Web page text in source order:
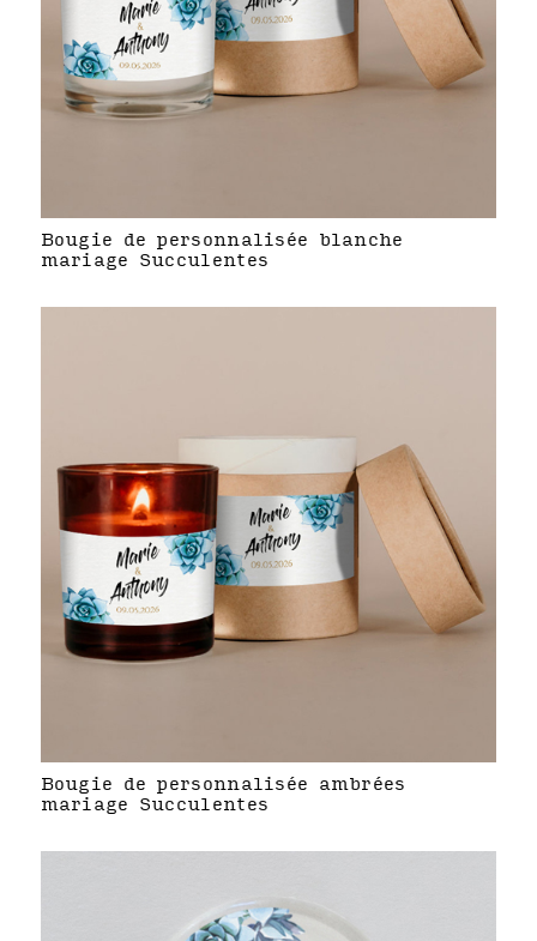
Bougie de personnalisée blanche
mariage Succulentes
Bougie de personnalisée ambrées
mariage Succulentes